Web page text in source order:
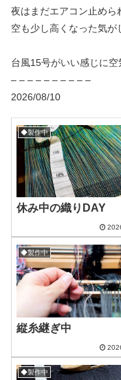
夜はまだエアコン止めら
空も少し高くなった気が
台風15号がいい感じに
– – – – – – – – – –
2026/08/10
◆製作中
休み中の織りDAY
◆製作中
縦糸継ぎ中
◆製作中